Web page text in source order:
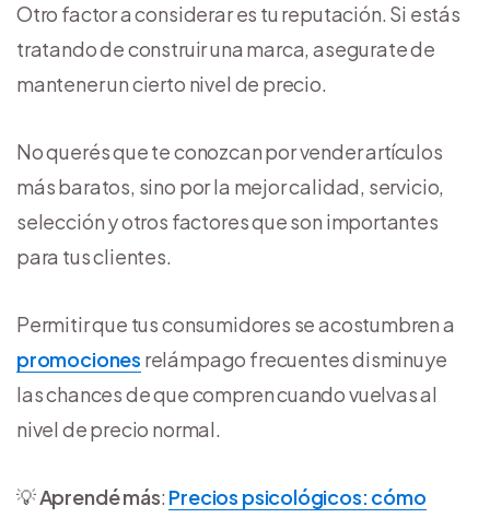
Otro factor a considerar es tu reputación. Si estás
tratando de construir una marca, asegurate de
mantener un cierto nivel de precio.
No querés que te conozcan por vender artículos
más baratos, sino por la mejor calidad, servicio,
selección y otros factores que son importantes
para tus clientes.
Permitir que tus consumidores se acostumbren a
promociones relámpago frecuentes disminuye
las chances de que compren cuando vuelvas al
nivel de precio normal.
💡Aprendé más: Precios psicológicos: cómo